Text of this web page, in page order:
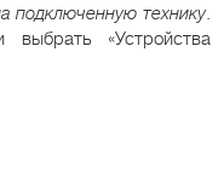
подключенную технику.
«Устройства